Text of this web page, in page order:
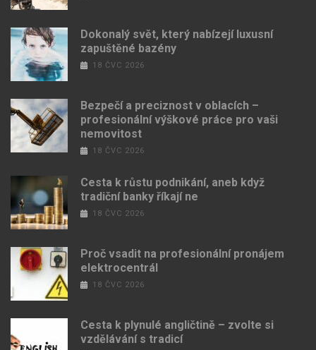
Dokonalý svět, který nabízejí luxusní
zapuštěné bazény
18 ČVC 2026
Bezpečí a preciznost v oblacích –
profesionální výškové práce pro vaši
nemovitost
18 ČVC 2026
Cesta k růstu podnikání, aneb když
tradiční banky říkají ne
18 ČVC 2026
Proč vsadit na profesionální pronájem
elektrocentrál
18 ČVC 2026
Cesta k plynulé angličtině – zvolte si
vzdělávání s tradicí